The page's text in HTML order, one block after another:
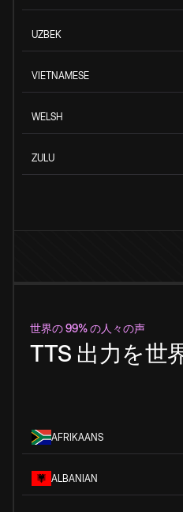
UZBEK
VIETNAMESE
WELSH
ZULU
世界の 99% の人々の声
TTS 出力を世
AFRIKAANS
ALBANIAN